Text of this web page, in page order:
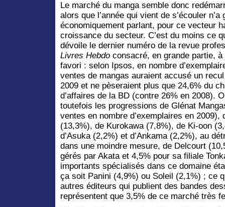
Le marché du manga semble donc
alors que l’année qui vient de s’écouler
économiquement parlant, pour ce vecteur
croissance du secteur. C’est du moins ce
dévoile le dernier numéro de la revue
Livres Hebdo consacré, en grande partie, à
favori : selon Ipsos, en nombre
ventes de mangas auraient accusé un
2009 et ne pèseraient plus que 24,6% du
d’affaires de la BD (contre 26% en 2008).
toutefois les progressions de Glénat
ventes en nombre d’exemplaires en 2009),
(13,3%), de Kurokawa (7,8%), de Ki-oon
d’Asuka (2,2%) et d’Ankama (2,2%), au
dans une moindre mesure, de Delcourt
gérés par Akata et 4,5% pour sa filiale
importants spécialisés dans ce domaine
ça soit Panini (4,9%) ou Soleil (2,1%) ; ce
autres éditeurs qui publient des bandes
représentent que 3,5% de ce marché très